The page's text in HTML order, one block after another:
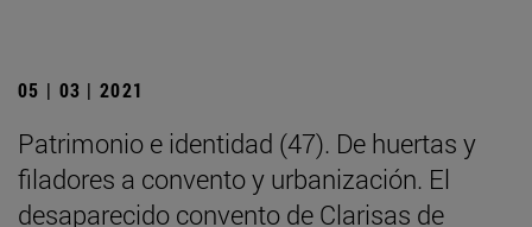
05 | 03 | 2021
Patrimonio e identidad (47). De huertas y
filadores a convento y urbanización. El
desaparecido convento de Clarisas de